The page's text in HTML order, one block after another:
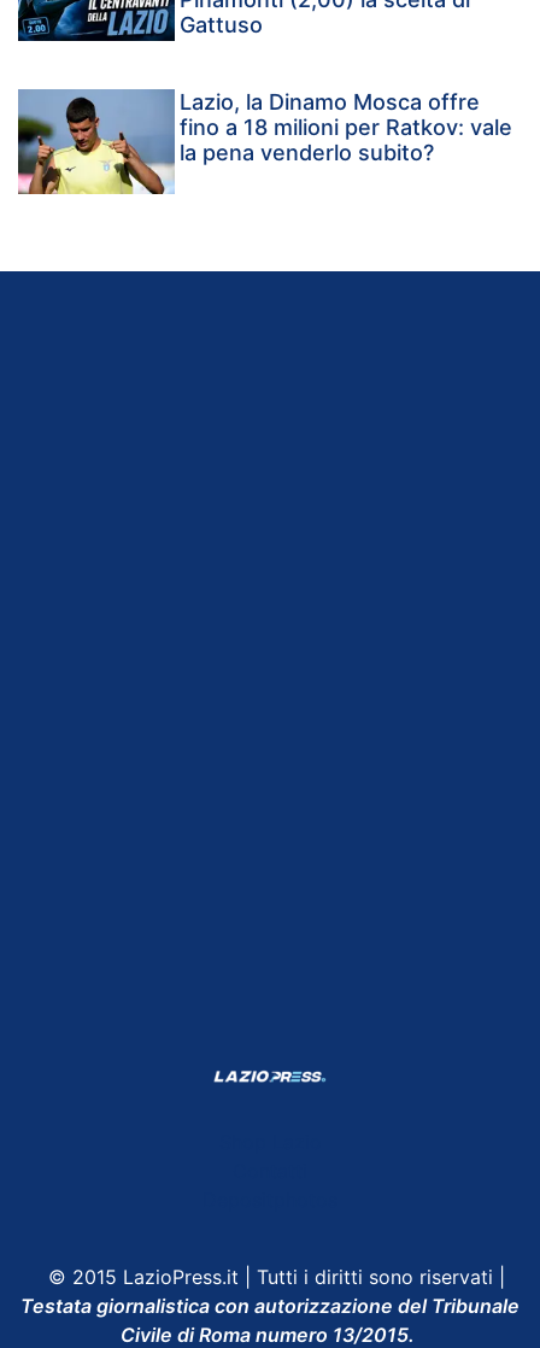
Gattuso
Lazio, la Dinamo Mosca offre
fino a 18 milioni per Ratkov: vale
la pena venderlo subito?
© 2015 LazioPress.it | Tutti i diritti sono riservati |
Testata giornalistica con autorizzazione del Tribunale
Civile di Roma numero 13/2015.